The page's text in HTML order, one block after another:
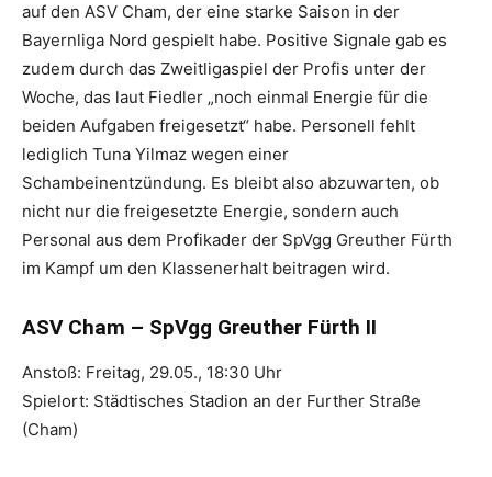
auf den ASV Cham, der eine starke Saison in der
Bayernliga Nord gespielt habe. Positive Signale gab es
zudem durch das Zweitligaspiel der Profis unter der
Woche, das laut Fiedler „noch einmal Energie für die
beiden Aufgaben freigesetzt“ habe. Personell fehlt
lediglich Tuna Yilmaz wegen einer
Schambeinentzündung. Es bleibt also abzuwarten, ob
nicht nur die freigesetzte Energie, sondern auch
Personal aus dem Profikader der SpVgg Greuther Fürth
im Kampf um den Klassenerhalt beitragen wird.
ASV Cham – SpVgg Greuther Fürth II
Anstoß: Freitag, 29.05., 18:30 Uhr
Spielort: Städtisches Stadion an der Further Straße
(Cham)